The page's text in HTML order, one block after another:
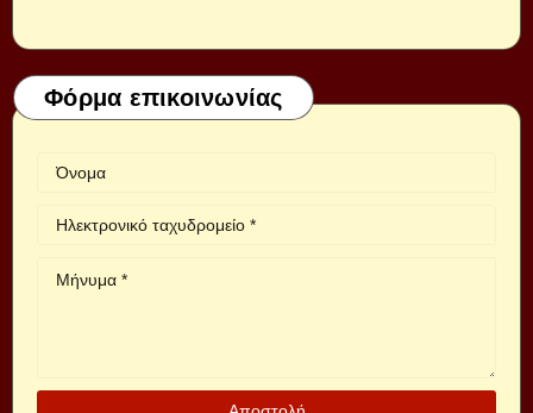
Φόρμα επικοινωνίας